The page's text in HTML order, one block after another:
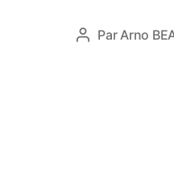
Auteur
ParArno